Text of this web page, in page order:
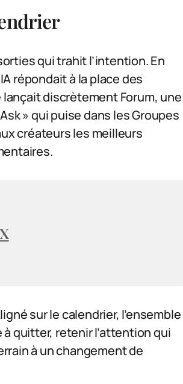
qui trahit l’intention. En
répondait à la place des
lançait discrètement Forum, une
» qui puise dans les Groupes
créateurs les meilleurs
sur le calendrier, l’ensemble
quitter, retenir l’attention qui
à un changement de